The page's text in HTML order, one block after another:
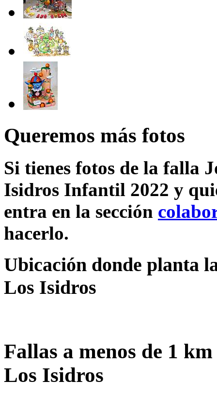
Queremos más fotos
Si tienes fotos de la falla
Isidros Infantil 2022 y
entra en la sección
hacerlo.
Ubicación donde planta
Los Isidros
Fallas a menos de 1
Los Isidros